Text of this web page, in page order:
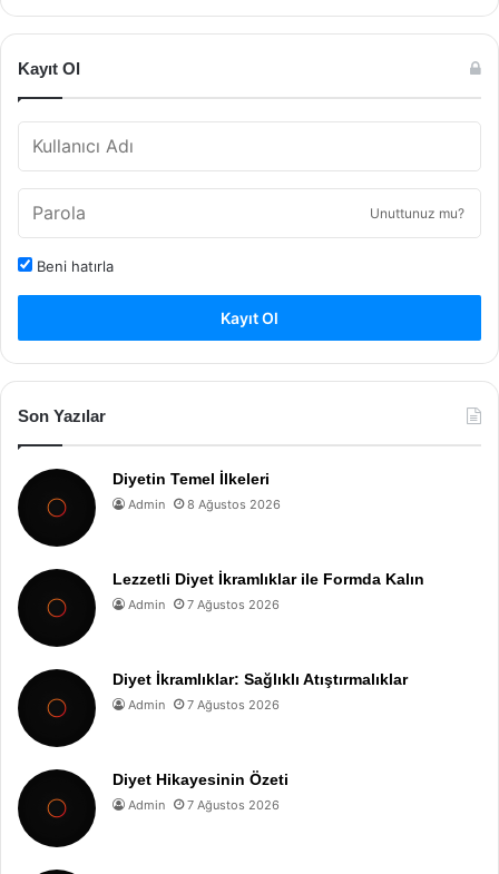
Kayıt Ol
Unuttunuz mu?
Beni hatırla
Kayıt Ol
Son Yazılar
Diyetin Temel İlkeleri
Admin 8 Ağustos 2026
Lezzetli Diyet İkramlıklar ile Formda Kalın
Admin 7 Ağustos 2026
Diyet İkramlıklar: Sağlıklı Atıştırmalıklar
Admin 7 Ağustos 2026
Diyet Hikayesinin Özeti
Admin 7 Ağustos 2026